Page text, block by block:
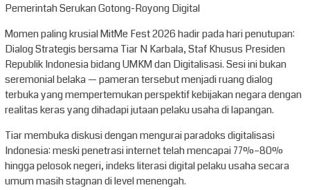
Pemerintah Serukan Gotong-Royong Digital
Momen paling krusial MitMe Fest 2026 hadir pada hari penutupan:
Dialog Strategis bersama Tiar N Karbala, Staf Khusus Presiden
Republik Indonesia bidang UMKM dan Digitalisasi. Sesi ini bukan
seremonial belaka — pameran tersebut menjadi ruang dialog
terbuka yang mempertemukan perspektif kebijakan negara dengan
realitas keras yang dihadapi jutaan pelaku usaha di lapangan.
Tiar membuka diskusi dengan mengurai paradoks digitalisasi
Indonesia: meski penetrasi internet telah mencapai 77%–80%
hingga pelosok negeri, indeks literasi digital pelaku usaha secara
umum masih stagnan di level menengah.